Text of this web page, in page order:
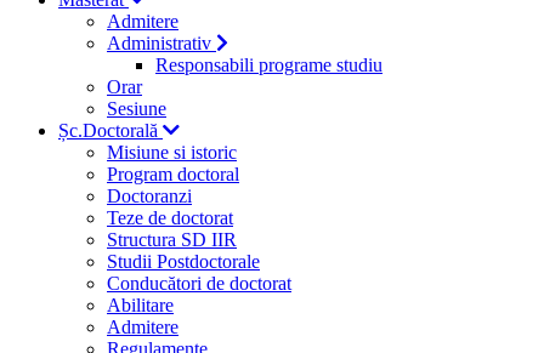
Admitere
Administrativ
Responsabili programe studiu
Orar
Sesiune
Șc.Doctorală
Misiune si istoric
Program doctoral
Doctoranzi
Teze de doctorat
Structura SD IIR
Studii Postdoctorale
Conducători de doctorat
Abilitare
Admitere
Regulamente